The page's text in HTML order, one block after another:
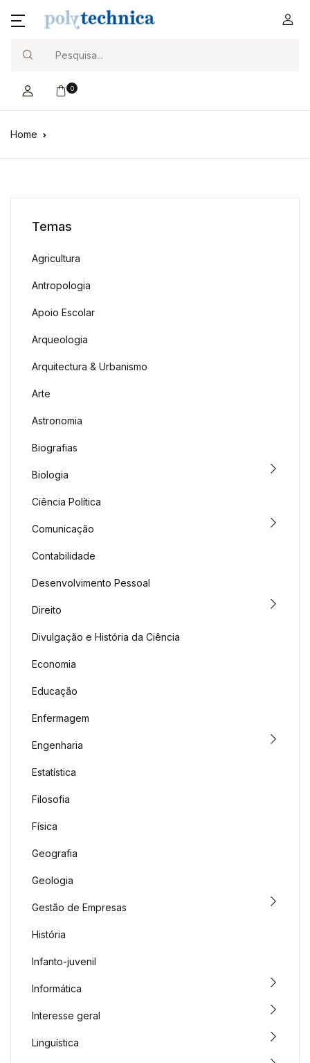
0
Home
Temas
Agricultura
Antropologia
Apoio Escolar
Arqueologia
Arquitectura & Urbanismo
Arte
Astronomia
Biografias
Biologia
Ciência Política
Comunicação
Contabilidade
Desenvolvimento Pessoal
Direito
Divulgação e História da Ciência
Economia
Educação
Enfermagem
Engenharia
Estatística
Filosofia
Física
Geografia
Geologia
Gestão de Empresas
História
Infanto-juvenil
Informática
Interesse geral
Linguística